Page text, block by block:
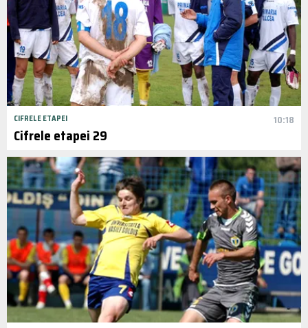
CIFRELE ETAPEI 10:18
Cifrele etapei 29